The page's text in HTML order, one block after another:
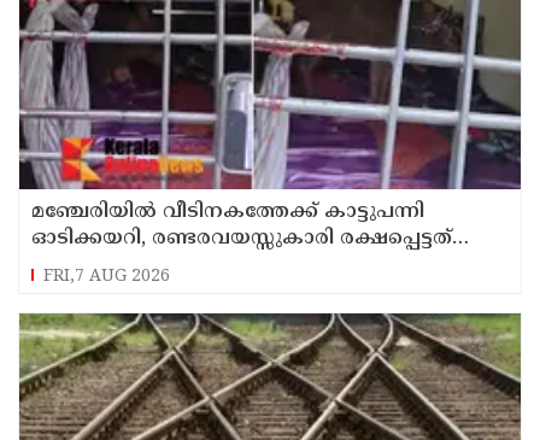
മഞ്ചേരിയിൽ വീടിനകത്തേക്ക് കാട്ടുപന്നി
ഓടിക്കയറി, രണ്ടരവയസ്സുകാരി രക്ഷപ്പെട്ടത്
തലനാരിഴക്ക്
FRI,7 AUG 2026